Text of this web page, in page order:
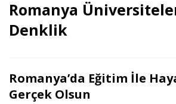
Romanya
Denklik
Romanya’da Eğitim İle
Gerçek Olsun